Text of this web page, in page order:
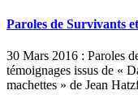
Paroles de Survivants
30 Mars 2016 : Paroles
témoignages issus de «
machettes » de Jean